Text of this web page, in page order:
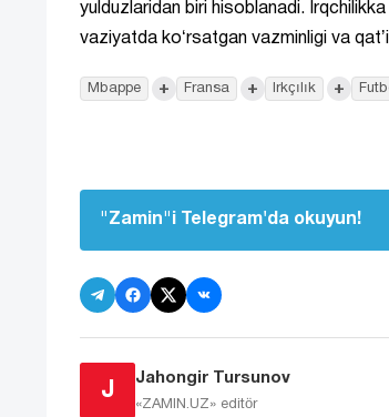
yulduzlaridan biri hisoblanadi.
vaziyatda koʻrsatgan vazminligi va
Mbappe + Fransa + Irkçılık +
"Zamin"i Telegram'da okuyun!
J
Jahongir Tursunov
«ZAMIN.UZ» editör